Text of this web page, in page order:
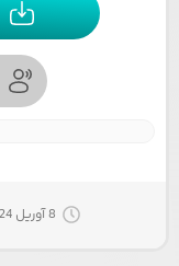
8 آوریل 2024